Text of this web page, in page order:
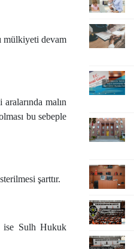
mülkiyeti devam
malın
bu sebeple
şarttır.
ise Sulh Hukuk